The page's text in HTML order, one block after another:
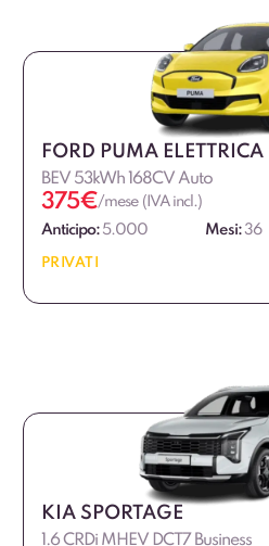
FORD PUMA ELETTRICA
BEV 53kWh 168CV Auto
375€/mese (IVA incl.)
Anticipo:5.000 Mesi:36
PRIVATI
KIA SPORTAGE
1.6 CRDi MHEV DCT7 Business